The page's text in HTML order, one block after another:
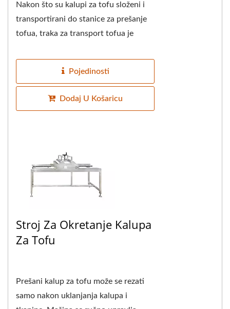
Nakon što su kalupi za tofu složeni i
transportirani do stanice za prešanje
tofua, traka za transport tofua je
automatski...
Pojedinosti
Dodaj U Košaricu
Stroj Za Okretanje Kalupa
Za Tofu
Prešani kalup za tofu može se rezati
samo nakon uklanjanja kalupa i